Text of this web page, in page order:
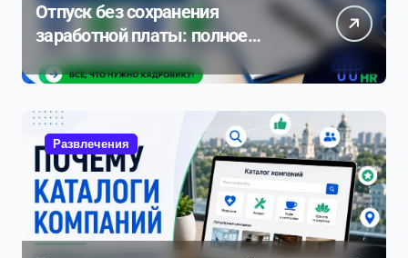
Отпуск без сохранения
заработной платы: полное
руководство по оформлению и
нюансам 2026
Развлечения